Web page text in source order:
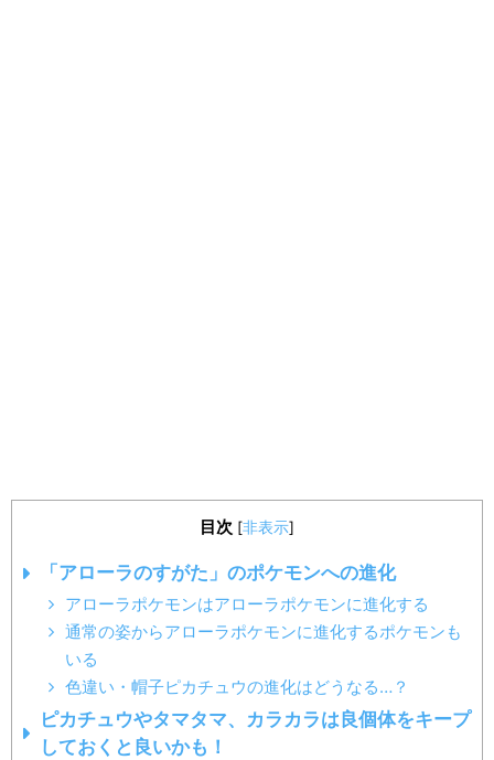
目次 [非表示]
「アローラのすがた」のポケモンへの進化
アローラポケモンはアローラポケモンに進化する
通常の姿からアローラポケモンに進化するポケモンも
いる
色違い・帽子ピカチュウの進化はどうなる…？
ピカチュウやタマタマ、カラカラは良個体をキープ
しておくと良いかも！